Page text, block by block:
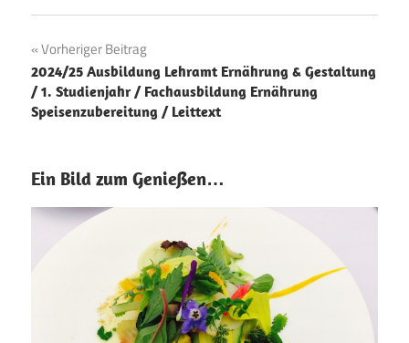
Beitragsnavigation
Vorheriger Beitrag
2024/25 Ausbildung Lehramt Ernährung & Gestaltung
/ 1. Studienjahr / Fachausbildung Ernährung
Speisenzubereitung / Leittext
Ein Bild zum Genießen…